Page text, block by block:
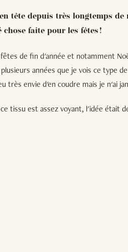
tête depuis très longtemps
chose faite pour les fêtes !
de fin d'année et notamment
années que je vois ce type
très envie d'en coudre mais je n'ai
tissu est assez voyant, l'idée était